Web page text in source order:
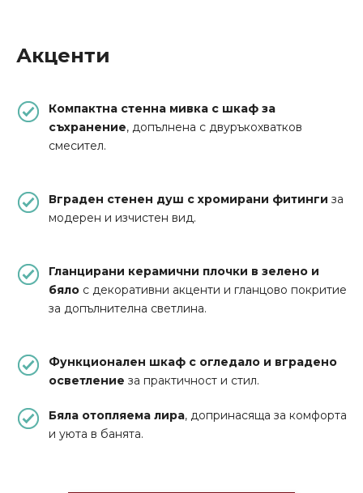
Акценти
Компактна стенна мивка с шкаф за
съхранение, допълнена с двуръкохватков
смесител.
Вграден стенен душ с хромирани фитинги за
модерен и изчистен вид.
Гланцирани керамични плочки в зелено и
бяло с декоративни акценти и гланцово покритие
за допълнителна светлина.
Функционален шкаф с огледало и вградено
осветление за практичност и стил.
Бяла отопляема лира, допринасяща за комфорта
и уюта в банята.